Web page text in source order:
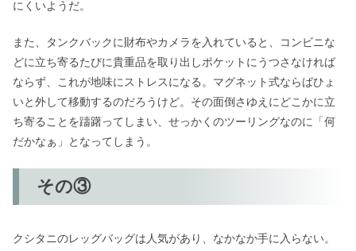
にくいようだ。
また、タンクバックに財布やカメラを入れていると、コンビニな
どに立ち寄るたびに貴重品を取り出しポケットにうつさなければ
ならず、これが地味にストレスになる。マグネット式ならばひょ
いと外して移動するのだろうけど。その面倒さゆえにどこかに立
ち寄ることを躊躇ってしまい、せっかくのツーリングなのに「何
だかなぁ」となってしまう。
その③
クシタニのレッグバッグは人気があり、なかなか手に入らない。